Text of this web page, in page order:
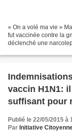
« On a volé ma vie »
fut vaccinée contre la
déclenché une
vaccin H1N1:
suffisant pour
Publié le 22/05/2015 à
Par Initiative